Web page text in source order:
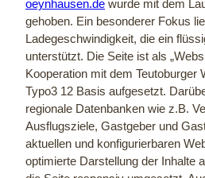
oeynhausen.de wurde mit dem
gehoben. Ein besonderer Fokus
Ladegeschwindigkeit, die ein
unterstützt. Die Seite ist als
Kooperation mit dem Teutoburger
Typo3 12 Basis aufgesetzt.
regionale Datenbanken wie z.B.
Ausflugsziele, Gastgeber und
aktuellen und konfigurierbaren
optimierte Darstellung der Inhalte